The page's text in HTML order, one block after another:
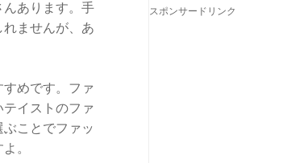
んあります。手
ませんが、あ
めです。ファ
イストのファ
ことでファッ
。
スポンサードリンク